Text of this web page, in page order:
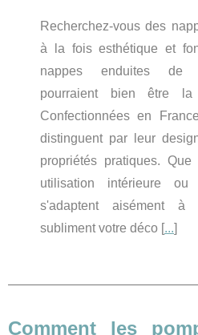
Recherchez-vous des
à la fois esthétique et
nappes enduites de
pourraient bien être la
Confectionnées en
distinguent par leur
propriétés pratiques.
utilisation intérieure ou
s'adaptent aisément
subliment votre déco [...]
Comment les